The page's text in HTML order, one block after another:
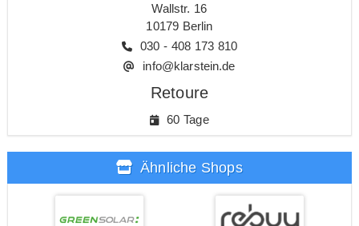
Wallstr. 16
10179 Berlin
030 - 408 173 810
info@klarstein.de
Retoure
60 Tage
Ähnliche Shops